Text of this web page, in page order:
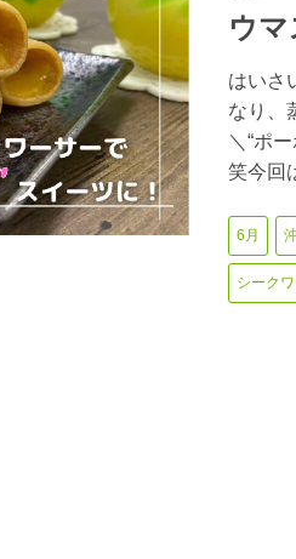
ウ
はいさ
なり、
＼“ポ
笑今回
6月
シーク